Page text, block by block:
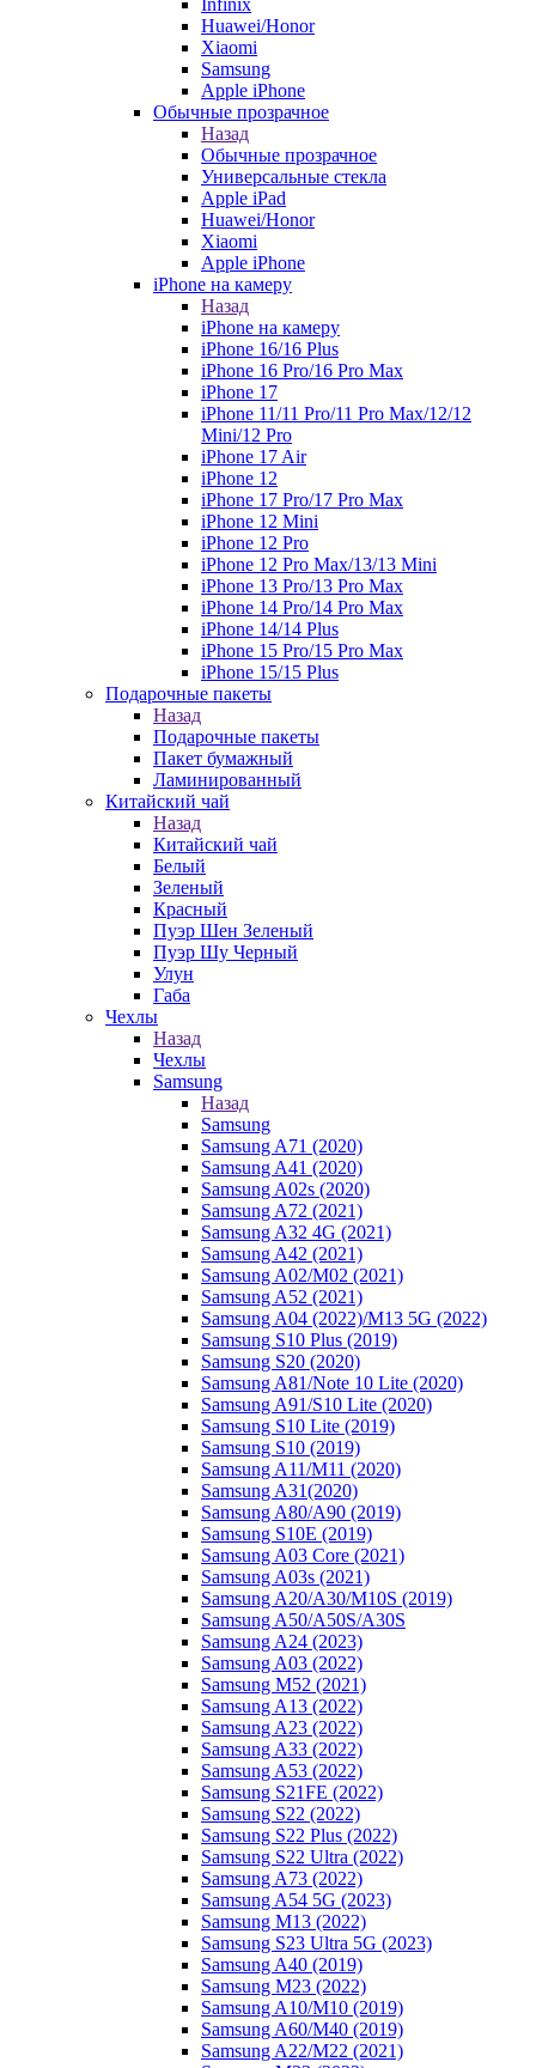
Infinix
Huawei/Honor
Xiaomi
Samsung
Apple iPhone
Обычные прозрачное
Назад
Обычные прозрачное
Универсальные стекла
Apple iPad
Huawei/Honor
Xiaomi
Apple iPhone
iPhone на камеру
Назад
iPhone на камеру
iPhone 16/16 Plus
iPhone 16 Pro/16 Pro Max
iPhone 17
iPhone 11/11 Pro/11 Pro Max/12/12
Mini/12 Pro
iPhone 17 Air
iPhone 12
iPhone 17 Pro/17 Pro Max
iPhone 12 Mini
iPhone 12 Pro
iPhone 12 Pro Max/13/13 Mini
iPhone 13 Pro/13 Pro Max
iPhone 14 Pro/14 Pro Max
iPhone 14/14 Plus
iPhone 15 Pro/15 Pro Max
iPhone 15/15 Plus
Подарочные пакеты
Назад
Подарочные пакеты
Пакет бумажный
Ламинированный
Китайский чай
Назад
Китайский чай
Белый
Зеленый
Красный
Пуэр Шен Зеленый
Пуэр Шу Черный
Улун
Габа
Чехлы
Назад
Чехлы
Samsung
Назад
Samsung
Samsung A71 (2020)
Samsung A41 (2020)
Samsung A02s (2020)
Samsung A72 (2021)
Samsung A32 4G (2021)
Samsung A42 (2021)
Samsung A02/M02 (2021)
Samsung A52 (2021)
Samsung A04 (2022)/M13 5G (2022)
Samsung S10 Plus (2019)
Samsung S20 (2020)
Samsung A81/Note 10 Lite (2020)
Samsung A91/S10 Lite (2020)
Samsung S10 Lite (2019)
Samsung S10 (2019)
Samsung A11/M11 (2020)
Samsung A31(2020)
Samsung A80/A90 (2019)
Samsung S10E (2019)
Samsung A03 Core (2021)
Samsung A03s (2021)
Samsung A20/A30/M10S (2019)
Samsung A50/A50S/A30S
Samsung A24 (2023)
Samsung A03 (2022)
Samsung M52 (2021)
Samsung A13 (2022)
Samsung A23 (2022)
Samsung A33 (2022)
Samsung A53 (2022)
Samsung S21FE (2022)
Samsung S22 (2022)
Samsung S22 Plus (2022)
Samsung S22 Ultra (2022)
Samsung A73 (2022)
Samsung A54 5G (2023)
Samsung M13 (2022)
Samsung S23 Ultra 5G (2023)
Samsung A40 (2019)
Samsung M23 (2022)
Samsung A10/M10 (2019)
Samsung A60/M40 (2019)
Samsung A22/M22 (2021)